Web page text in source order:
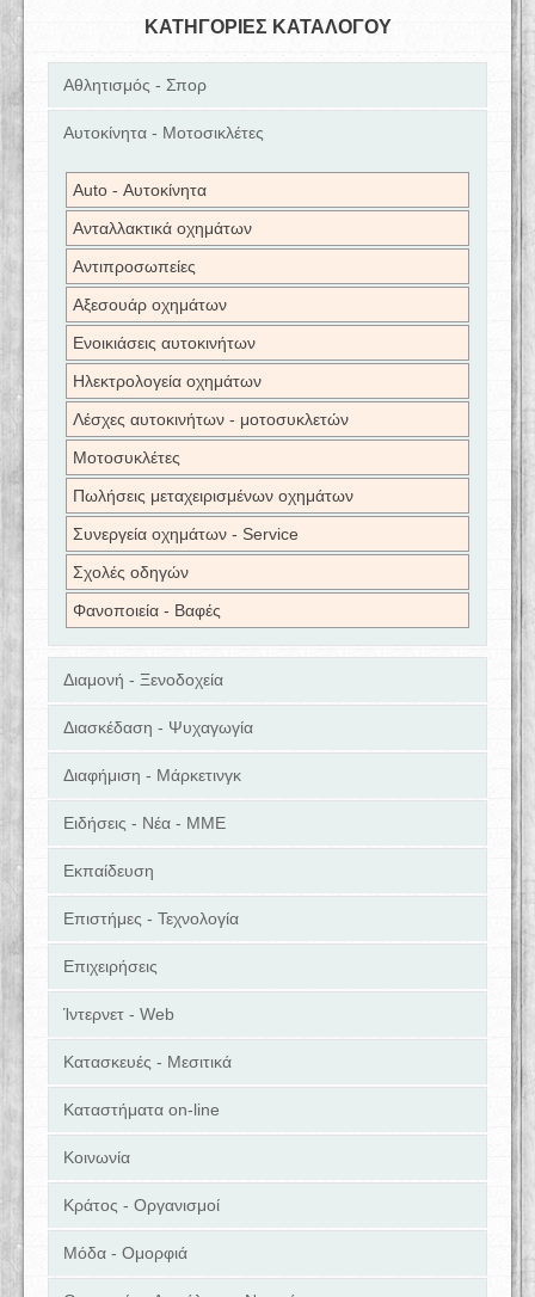
ΚΑΤΗΓΟΡΙΕΣ ΚΑΤΑΛΟΓΟΥ
Αθλητισμός - Σπορ
Αυτοκίνητα - Μοτοσικλέτες
Auto - Αυτοκίνητα
Ανταλλακτικά οχημάτων
Αντιπροσωπείες
Αξεσουάρ οχημάτων
Ενοικιάσεις αυτοκινήτων
Ηλεκτρολογεία οχημάτων
Λέσχες αυτοκινήτων - μοτοσυκλετών
Μοτοσυκλέτες
Πωλήσεις μεταχειρισμένων οχημάτων
Συνεργεία οχημάτων - Service
Σχολές οδηγών
Φανοποιεία - Βαφές
Διαμονή - Ξενοδοχεία
Διασκέδαση - Ψυχαγωγία
Διαφήμιση - Μάρκετινγκ
Ειδήσεις - Νέα - ΜΜΕ
Εκπαίδευση
Επιστήμες - Τεχνολογία
Επιχειρήσεις
Ίντερνετ - Web
Κατασκευές - Μεσιτικά
Καταστήματα on-line
Κοινωνία
Κράτος - Οργανισμοί
Μόδα - Ομορφιά